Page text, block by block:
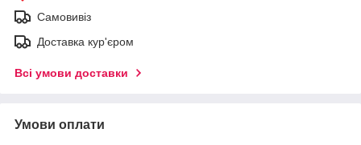
Самовивіз
Доставка кур'єром
Всі умови доставки
Умови оплати